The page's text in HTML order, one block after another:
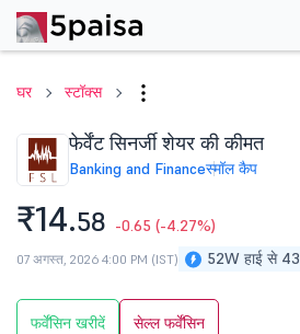
घर स्टॉक्स
फेर्वेंट सिनर्जी शेयर की कीमत
Banking and Financeस्मॉल कैप
₹14.58 -0.65 (-4.27%)
52W हाई से
07 अगस्त, 2026 4:00 PM (IST)
फर्वेंसिन खरीदें सेल्ल फर्वेंसिन
परफॉर्मेंसफाइनेंशियल्स